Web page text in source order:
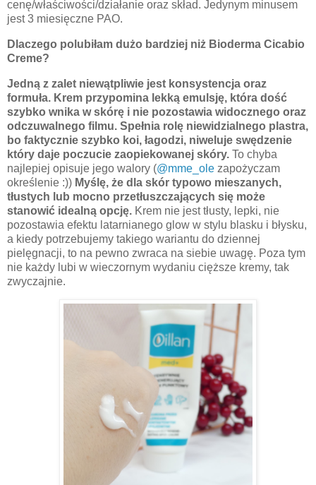
cenę/właściwości/działanie oraz skład. Jedynym minusem
jest 3 miesięczne PAO.
Dlaczego polubiłam dużo bardziej niż Bioderma Cicabio
Creme?
Jedną z zalet niewątpliwie jest konsystencja oraz
formuła. Krem przypomina lekką emulsję, która dość
szybko wnika w skórę i nie pozostawia widocznego oraz
odczuwalnego filmu. Spełnia rolę niewidzialnego plastra,
bo faktycznie szybko koi, łagodzi, niweluje swędzenie
który daje poczucie zaopiekowanej skóry. To chyba
najlepiej opisuje jego walory (@mme_ole zapożyczam
określenie :)) Myślę, że dla skór typowo mieszanych,
tłustych lub mocno przetłuszczających się może
stanowić idealną opcję. Krem nie jest tłusty, lepki, nie
pozostawia efektu latarnianego glow w stylu blasku i błysku,
a kiedy potrzebujemy takiego wariantu do dziennej
pielęgnacji, to na pewno zwraca na siebie uwagę. Poza tym
nie każdy lubi w wieczornym wydaniu cięższe kremy, tak
zwyczajnie.